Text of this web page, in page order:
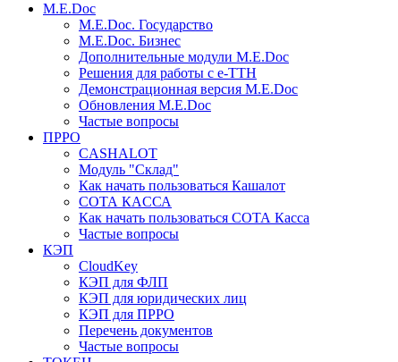
M.E.Doc
M.E.Doc. Государство
M.E.Doc. Бизнес
Дополнительные модули M.E.Doc
Решения для работы с е-ТТН
Демонстрационная версия M.E.Doc
Обновления M.E.Doc
Частые вопросы
ПРРО
CASHALOT
Модуль "Склад"
Как начать пользоваться Кашалот
СОТА КАCСА
Как начать пользоваться СОТА Касса
Частые вопросы
КЭП
CloudKey
КЭП для ФЛП
КЭП для юридических лиц
КЭП для ПРРО
Перечень документов
Частые вопросы